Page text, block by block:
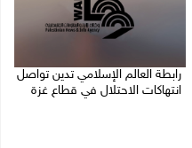
رابطة العالم الإسلامي تدين تواصل
انتهاكات الاحتلال في قطاع غزة